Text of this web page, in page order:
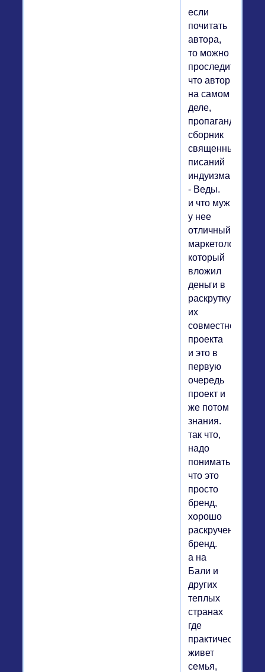
если
почитать
автора,
то можно
проследить,
что автор
на самом
деле,
пропагандирует
сборник
священных
писаний
индуизма
- Веды.
и что муж
у нее
отличный
маркетолог,
который
вложил
деньги в
раскрутку
их
совместного
проекта
и это в
первую
очередь
проект и
же потом
знания.
так что,
надо
понимать,
что это
просто
бренд,
хорошо
раскрученный
бренд.
а на
Бали и
других
теплых
странах
где
практически
живет
семья,